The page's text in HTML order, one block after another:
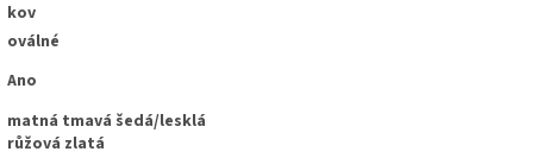
kov
oválné
Ano
matná tmavá šedá/lesklá
růžová zlatá